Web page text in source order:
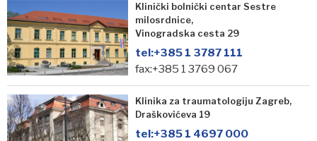
Klinički bolnički centar Sestre
milosrdnice,
Vinogradska cesta 29
tel:+385 1 3787 111
fax:+385 1 3769 067
Klinika za traumatologiju Zagreb,
Draškovićeva 19
tel:+385 1 4697 000